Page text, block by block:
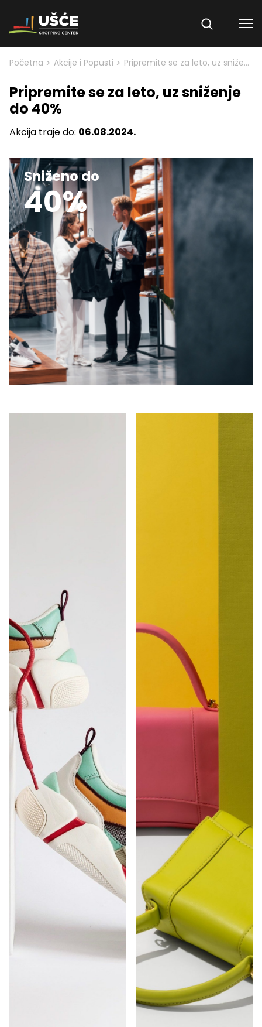
Skip to content
Početna > Akcije i Popusti > Pripremite se za leto, uz sniženje do 40%
Pripremite se za leto, uz sniženje
do 40%
Akcija traje do: 06.08.2024.
Sniženo do
40%